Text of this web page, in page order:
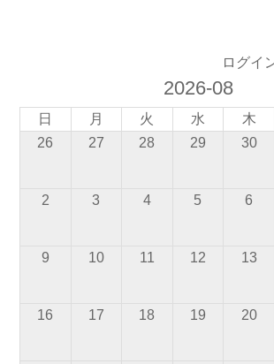
ログイ
2026-08
日 月 火 水 木
26
27 28 29 30
2 3 4 5 6
9 10 11 12 13
16 17 18 19 20